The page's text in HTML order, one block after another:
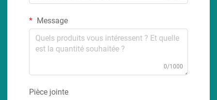
Message
0/1000
Pièce jointe